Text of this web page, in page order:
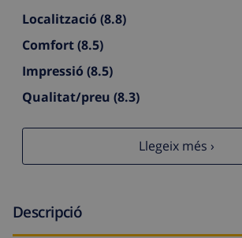
Localització (8.8)
Comfort(8.5)
Impressió (8.5)
Qualitat/preu (8.3)
Llegeix més ›
Descripció